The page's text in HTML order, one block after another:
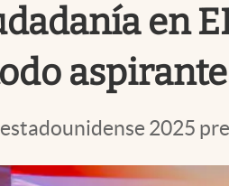
en
2025